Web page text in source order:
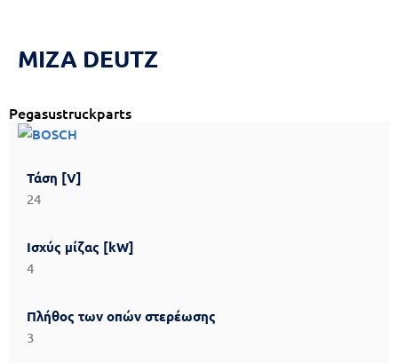
ΜΙΖΑ DEUTZ
Pegasustruckparts
Τάση [V]
24
Ισχύς μίζας [kW]
4
Πλήθος των οπών στερέωσης
3